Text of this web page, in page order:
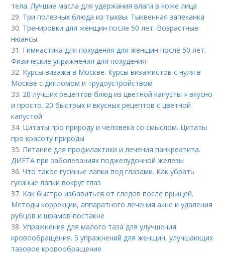
тела. Лучшие масла для удержания влаги в коже лица
29. Три полезных блюда из тыквы. Тыквенная запеканка
30. Тренировки для женщин после 50 лет. Возрастные
нюансы
31. Гимнастика для похудения для женщин после 50 лет.
Физические упражнения для похудения
32. Курсы визажа в Москве. Курсы визажистов с нуля в
Москве с дипломом и трудоустройством
33. 20 лучших рецептов блюд из цветной капусты » вкусно
и просто. 20 быстрых и вкусных рецептов с цветной
капустой
34. Цитаты про природу и человека со смыслом. Цитаты
про красоту природы
35. Питание для профилактики и лечения панкреатита.
ДИЕТА при заболеваниях поджелудочной железы
36.Что такое гусиные лапки под глазами. Как убрать
гусиные лапки вокруг глаз
37. Как быстро избавиться от следов после прыщей.
Методы коррекции, аппаратного лечения акне и удаления
рубцов и шрамов постакне
38.Упражнения для малого таза для улучшения
кровообращения. 5 упражнений для женщин, улучшающих
тазовое кровообращение